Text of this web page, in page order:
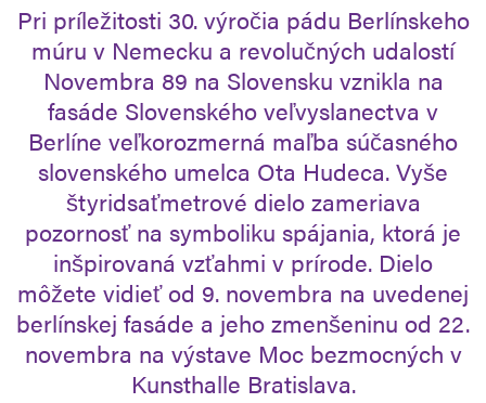
Pri príležitosti 30. výročia pádu Berlínskeho
múru v Nemecku a revolučných udalostí
Novembra 89 na Slovensku vznikla na
fasáde Slovenského veľvyslanectva v
Berlíne veľkorozmerná maľba súčasného
slovenského umelca Ota Hudeca. Vyše
štyridsaťmetrové dielo zameriava
pozornosť na symboliku spájania, ktorá je
inšpirovaná vzťahmi v prírode. Dielo
môžete vidieť od 9. novembra na uvedenej
berlínskej fasáde a jeho zmenšeninu od 22.
novembra na výstave Moc bezmocných v
Kunsthalle Bratislava.